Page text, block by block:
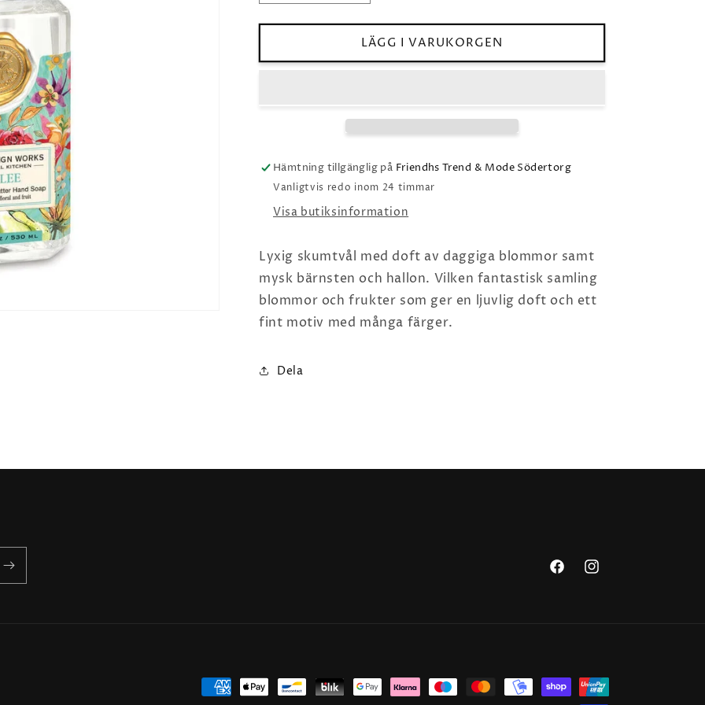
kvantitet
för
kvantitet
för
Jubilee
LÄGG I VARUKORGEN
Hämtning tillgänglig på Friendhs Trend & Mode Södertorg
Vanligtvis redo inom 24 timmar
Visa butiksinformation
Lyxig skumtvål med doft av daggiga blommor samt
mysk bärnsten och hallon. Vilken fantastisk samling
blommor och frukter som ger en ljuvlig doft och ett
fint motiv med många färger.
Dela
FacebookInstagram
Betalningsmetoder